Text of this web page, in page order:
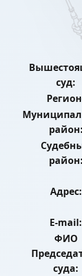
суд:
район:
район:
Адрес:
E-mail:
ФИО
суда: